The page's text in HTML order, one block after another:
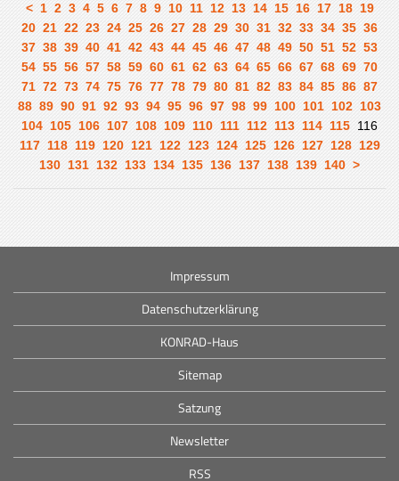
< 1 2 3 4 5 6 7 8 9 10 11 12 13 14 15 16 17 18 19
20 21 22 23 24 25 26 27 28 29 30 31 32 33 34 35 36
37 38 39 40 41 42 43 44 45 46 47 48 49 50 51 52 53
54 55 56 57 58 59 60 61 62 63 64 65 66 67 68 69 70
71 72 73 74 75 76 77 78 79 80 81 82 83 84 85 86 87
88 89 90 91 92 93 94 95 96 97 98 99 100 101 102 103
104 105 106 107 108 109 110 111 112 113 114 115 116
117 118 119 120 121 122 123 124 125 126 127 128 129
130 131 132 133 134 135 136 137 138 139 140 >
Impressum
Datenschutzerklärung
KONRAD-Haus
Sitemap
Satzung
Newsletter
RSS